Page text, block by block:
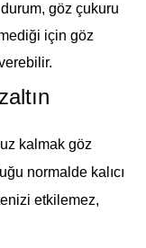
göz çukuru
için göz
kalmak göz
normalde kalıcı
etkilemez,